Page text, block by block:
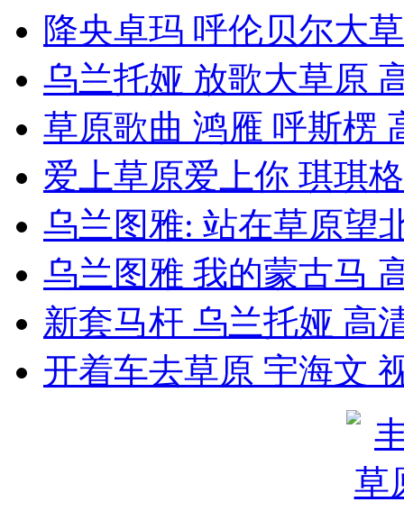
降央卓玛 呼伦贝尔大
乌兰托娅 放歌大草原
草原歌曲 鸿雁 呼斯楞
爱上草原爱上你 琪琪
乌兰图雅: 站在草原望
乌兰图雅 我的蒙古马
新套马杆 乌兰托娅 高
开着车去草原 宇海文